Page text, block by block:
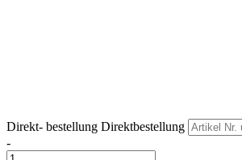
Direkt- bestellung Direktbestellung
-